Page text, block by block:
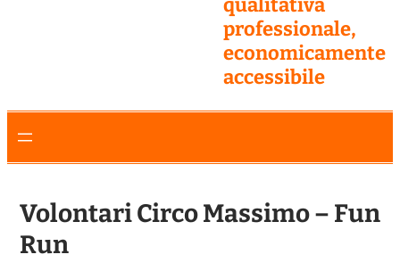
qualitativa
professionale,
economicamente
accessibile
Volontari Circo Massimo – Fun
Run